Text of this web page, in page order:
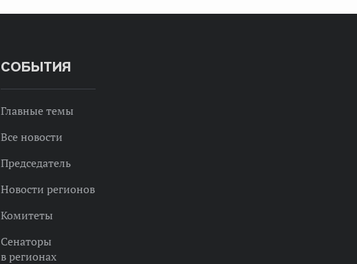
СОБЫТИЯ
Главные темы
Все новости
Председатель
Новости регионов
Комитеты
Сенаторы
в регионах